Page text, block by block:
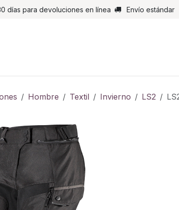
días para devoluciones en línea Envío estándar
Hombre Textil Invierno LS2